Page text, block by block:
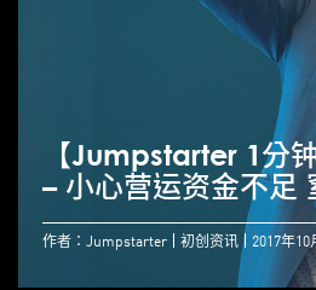
【Jumpstarter 1分
– 小心营运资金不足
作者：Jumpstarter 初创资讯 2017年10